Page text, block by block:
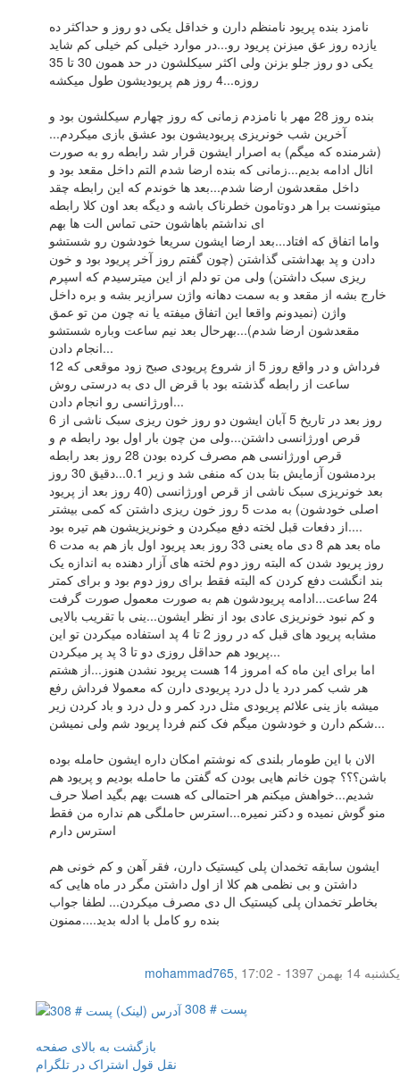
نامزد بنده پریود نامنظم دارن و خداقل یکی دو روز و حداکثر ده
یازده روز عق میزنن پریود رو...در موارد خیلی کم خیلی کم شاید
یکی دو روز جلو بزنن ولی اکثر سیکلشون در حد همون 30 تا 35
روزه...4 روز هم پریودیشون طول میکشه
بنده روز 28 مهر با نامزدم زمانی که روز چهارم سیکلشون بود و
آخرین شب خونریزی پریودیشون بود عشق بازی میکردم...
(شرمنده که میگم) به اصرار ایشون قرار شد رابطه رو به صورت
انال ادامه بدیم...زمانی که بنده ارضا شدم التم داخل مقعد بود و
داخل مقعدشون ارضا شدم...بعد ها خوندم که این رابطه چقد
میتونست برا هر دوتامون خطرناک باشه و دیگه بعد اون کلا رابطه
ای نداشتم باهاشون حتی تماس الت ها بهم
واما اتفاق که افتاد...بعد ارضا ایشون سریعا خودشون رو شستشو
دادن و پد بهداشتی گذاشتن (چون گفتم روز آخر پریود بود و خون
ریزی سبک داشتن) ولی من تو دلم از این میترسیدم که اسپرم
خارج بشه از مقعد و به سمت دهانه واژن سرازیر بشه و بره داخل
واژن (نمیدونم واقعا این اتفاق میفته یا نه چون من تو عمق
مقعدشون ارضا شدم)...بهرحال بعد نیم ساعت وباره شستشو
انجام دادن...
فرداش و در واقع روز 5 از شروع پریودی صبح زود موقعی که 12
ساعت از رابطه گذشته بود با قرض ال دی به درستی روش
اورژانسی رو انجام دادن...
6 روز بعد در تاریخ 5 آبان ایشون دو روز خون ریزی سبک ناشی از
قرص اورژانسی داشتن...ولی من چون بار اول بود رابطه م و
قرص اورژانسی هم مصرف کرده بودن 28 روز بعد رابطه
بردمشون آزمایش بتا بدن که منفی شد و زیر 0.1...دقیق 30 روز
بعد خونریزی سبک ناشی از قرص اورژانسی (40 روز بعد از پریود
اصلی خودشون) به مدت 5 روز خون ریزی داشتن که کمی بیشتر
از دفعات قبل لخته دفع میکردن و خونریزیشون هم تیره بود....
ماه بعد هم 8 دی ماه یعنی 33 روز بعد پریود اول باز هم به مدت 6
روز پریود شدن که البته روز دوم لخته های آزار دهنده به اندازه یک
بند انگشت دفع کردن که البته فقط برای روز دوم بود و برای کمتر
24 ساعت...ادامه پریودشون هم به صورت معمول صورت گرفت
و کم نبود خونریزی عادی بود از نظر ایشون...ینی با تقریب بالایی
مشابه پریود های قبل که در روز 2 تا 4 پد استفاده میکردن تو این
پریود هم حداقل روزی دو تا 3 پد پر میکردن...
اما برای این ماه که امروز 14 هست پریود نشدن هنوز...از هشتم
هر شب کمر درد یا دل درد پریودی دارن که معمولا فرداش رفع
میشه باز ینی علائم پریودی مثل درد کمر و دل درد و باد کردن زیر
شکم دارن و خودشون میگم فک کنم فردا پریود شم ولی نمیشن...
الان با این طومار بلندی که نوشتم امکان داره ایشون حامله بوده
باشن؟؟؟ چون خانم هایی بودن که گفتن ما حامله بودیم و پریود هم
شدیم...خواهش میکنم هر احتمالی که هست بهم بگید اصلا حرف
منو گوش نمیده و دکتر نمیره...استرس حاملگی هم نداره من فقط
استرس دارم
ایشون سابقه تخمدان پلی کیستیک دارن، فقر آهن و کم خونی هم
داشتن و بی نظمی هم کلا از اول داشتن مگر در ماه هایی که
بخاطر تخمدان پلی کیستیک ال دی مصرف میکردن... لطفا جواب
بنده رو کامل با ادله بدید....ممنون
mohammad765,
یکشنبه 14 بهمن 1397 - 17:02
پست # 308
بازگشت به بالای صفحه
نقل قول اشتراک در تلگرام